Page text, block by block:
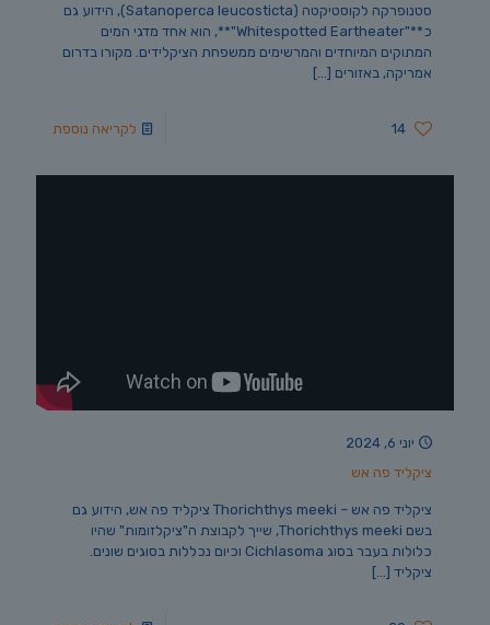
סטנופרקה לקוסטיקטה (Satanoperca leucosticta), הידוע גם
כ**"Whitespotted Eartheater"**, הוא אחד מדגי המים
המתוקים המיוחדים והמרשימים ממשפחת הציקלידים. מקורו בדרום
אמריקה, באזורים […]
14 לקריאה נוספת
יוני 6, 2024
ציקליד פה אש
ציקליד פה אש – Thorichthys meeki ציקליד פה אש, הידוע גם
בשם Thorichthys meeki, שייך לקבוצת ה"ציקלזומות" שהיו
כלולות בעבר בסוג Cichlasoma וכיום נכללות בסוגים שונים.
ציקליד […]